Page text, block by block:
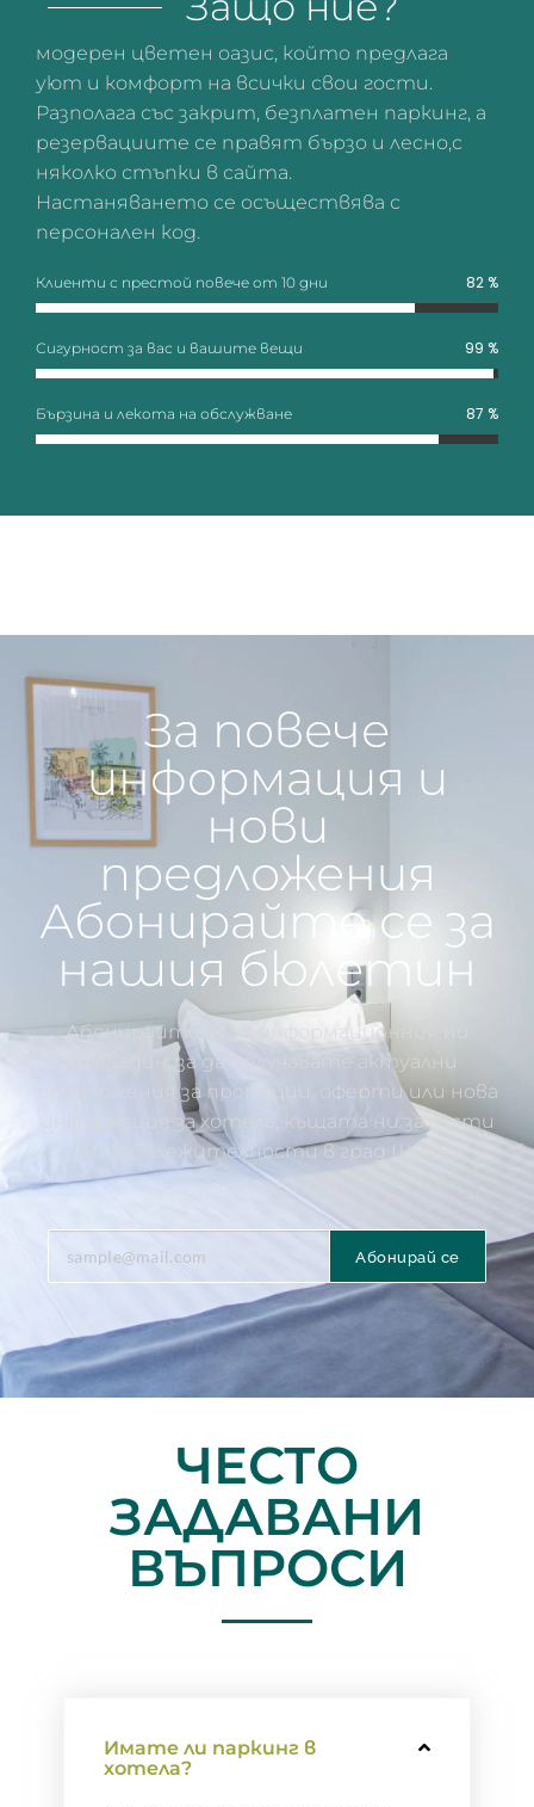
модерен цветен оазис, който предлага
уют и комфорт на всички свои гости.
Разполага със закрит, безплатен паркинг, а
резервациите се правят бързо и лесно,с
няколко стъпки в сайта.
Настаняването се осъществява с
персонален код.
Клиенти с престой повече от 10 дни 82 %
Сигурност за вас и вашите вещи 99 %
Бързина и лекота на обслужване 87 %
За повече
информация и
нови
предложения
Абонирайте се за
нашия бюлетин
Абонирайте се за информационния ни
бюледин, за да получавате актуални
предложения за промоции, оферти или нова
информация за хотела, къщата ни за гости
или забележителности в град Шумен.
Абонирай се
ЧЕСТО
ЗАДАВАНИ
ВЪПРОСИ
Имате ли паркинг в
хотела?